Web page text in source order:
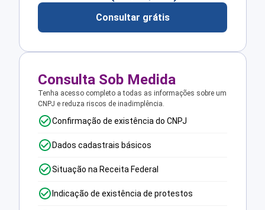
Consultar grátis
Consulta Sob Medida
Tenha acesso completo a todas as informações sobre um
CNPJ e reduza riscos de inadimplência.
Confirmação de existência do CNPJ
Dados cadastrais básicos
Situação na Receita Federal
Indicação de existência de protestos